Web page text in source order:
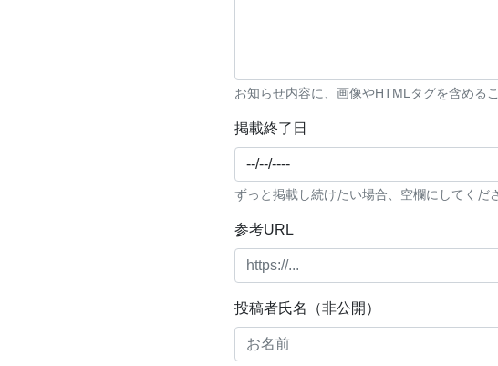
お知らせ内容に、画像やHTMLタグを含める
掲載終了日
ずっと掲載し続けたい場合、空欄にしてくだ
参考URL
投稿者氏名（非公開）